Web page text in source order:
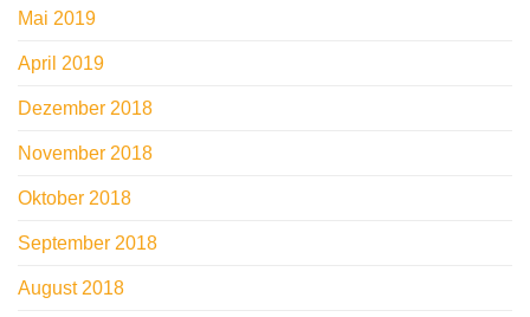
Mai 2019
April 2019
Dezember 2018
November 2018
Oktober 2018
September 2018
August 2018